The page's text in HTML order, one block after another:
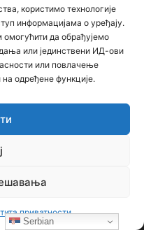
користимо технологије
информацијама о уређају.
омогућити да обрађујемо
или јединствени ИД-ови
или повлачење
одређене функције.
приватности
доноси нови ЗОСОВ и
о лиценци много
што изгледа
НЕ СМЕ ДА БИРА ТУЂЕ
ДА БИРА СВОЈ
У ЦАРИГРАДУ –
ШУМЕ
Serbian